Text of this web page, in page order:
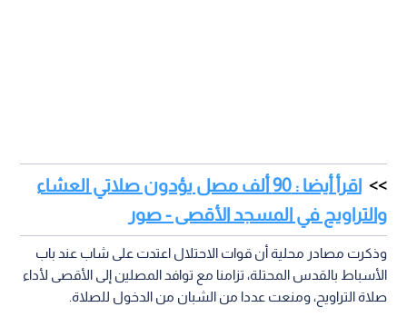
اقرأ أيضا : 90 ألف مصل يؤدون صلاتي العشاء
والتراويح في المسجد الأقصى - صور
وذكرت مصادر محلية أن قوات الاحتلال اعتدت على شاب عند باب
الأسباط بالقدس المحتلة، تزامنا مع توافد المصلين إلى الأقصى لأداء
صلاة التراويح، ومنعت عددا من الشبان من الدخول للصلاة.